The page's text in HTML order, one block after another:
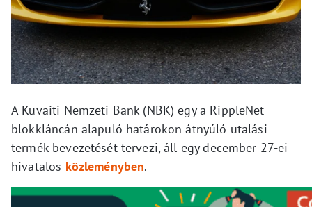
A Kuvaiti Nemzeti Bank (NBK) egy a RippleNet
blokkláncán alapuló határokon átnyúló utalási
termék bevezetését tervezi, áll egy december 27-ei
hivatalos közleményben.